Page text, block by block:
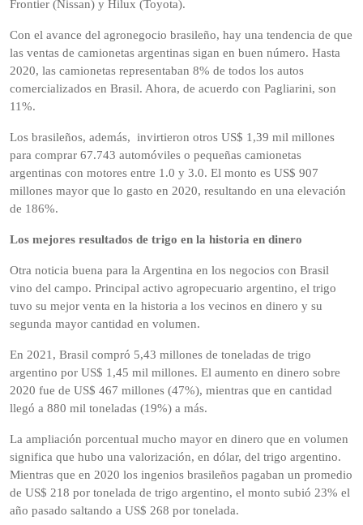
Frontier (Nissan) y Hilux (Toyota).
Con el avance del agronegocio brasileño, hay una tendencia de que
las ventas de camionetas argentinas sigan en buen número. Hasta
2020, las camionetas representaban 8% de todos los autos
comercializados en Brasil. Ahora, de acuerdo con Pagliarini, son
11%.
Los brasileños, además, invirtieron otros US$ 1,39 mil millones
para comprar 67.743 automóviles o pequeñas camionetas
argentinas con motores entre 1.0 y 3.0. El monto es US$ 907
millones mayor que lo gasto en 2020, resultando en una elevación
de 186%.
Los mejores resultados de trigo en la historia en dinero
Otra noticia buena para la Argentina en los negocios con Brasil
vino del campo. Principal activo agropecuario argentino, el trigo
tuvo su mejor venta en la historia a los vecinos en dinero y su
segunda mayor cantidad en volumen.
En 2021, Brasil compró 5,43 millones de toneladas de trigo
argentino por US$ 1,45 mil millones. El aumento en dinero sobre
2020 fue de US$ 467 millones (47%), mientras que en cantidad
llegó a 880 mil toneladas (19%) a más.
La ampliación porcentual mucho mayor en dinero que en volumen
significa que hubo una valorización, en dólar, del trigo argentino.
Mientras que en 2020 los ingenios brasileños pagaban un promedio
de US$ 218 por tonelada de trigo argentino, el monto subió 23% el
año pasado saltando a US$ 268 por tonelada.